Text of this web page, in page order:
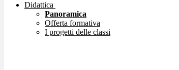
Didattica
Panoramica
Offerta formativa
I progetti delle classi